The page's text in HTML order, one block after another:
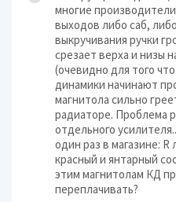
многие
выходов либо саб,
выкручивания ручки
срезает верха и низы
(очевидно для того
динамики начинают
магнитола сильно
радиаторе. Проблема
отдельного
один раз в магазине: R
красный и янтарный
этим магнитолам КД
переплачивать?